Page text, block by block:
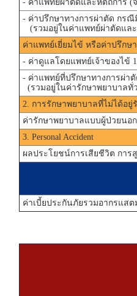
- ค่าแพทย์ผ่าตัดและหัตถการ (
- ค่าปรึกษาทางการผ่าตัด กรณี
(รวมอยู่ในค่าแพทย์ผ่าตัดแล
ค่าแพทย์เยี่ยมไข้ หรือค่าปรึกษ
- ค่าดูแลโดยแพทย์เจ้าของไข้
- ค่าแพทย์ที่ปรึกษาทางการผ่า
(รวมอยู่ในค่ารักษาพยาบาลทั่
2. การรักษาพยาบาลที่ไม่ได้อ
ค่ารักษาพยาบาลแบบผู้ป่วยนอ
3. Personal Accident
ผลประโยชน์การเสียชีวิต การ
ค่าเบี้ยประกันภัยรวมอากรแส